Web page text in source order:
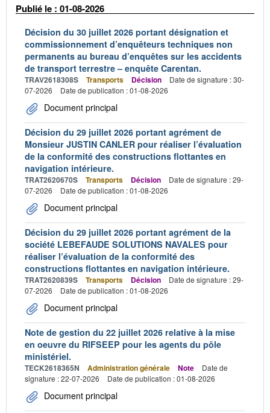
Publié le : 01-08-2026
Décision du 30 juillet 2026 portant désignation et
commissionnement d’enquêteurs techniques non
permanents au bureau d’enquêtes sur les accidents
de transport terrestre – enquête Carentan.
TRAV2618308S Transports Décision
Date de signature : 30-
07-2026
Date de publication : 01-08-2026
Document principal
Décision du 29 juillet 2026 portant agrément de
Monsieur JUSTIN CANLER pour réaliser l’évaluation
de la conformité des constructions flottantes en
navigation intérieure.
TRAT2620670S Transports Décision
Date de signature : 29-
07-2026
Date de publication : 01-08-2026
Document principal
Décision du 29 juillet 2026 portant agrément de la
société LEBEFAUDE SOLUTIONS NAVALES pour
réaliser l’évaluation de la conformité des
constructions flottantes en navigation intérieure.
TRAT2620839S Transports Décision
Date de signature : 29-
07-2026
Date de publication : 01-08-2026
Document principal
Note de gestion du 22 juillet 2026 relative à la mise
en oeuvre du RIFSEEP pour les agents du pôle
ministériel.
TECK2618365N Administration générale Note
Date de
signature : 22-07-2026
Date de publication : 01-08-2026
Document principal